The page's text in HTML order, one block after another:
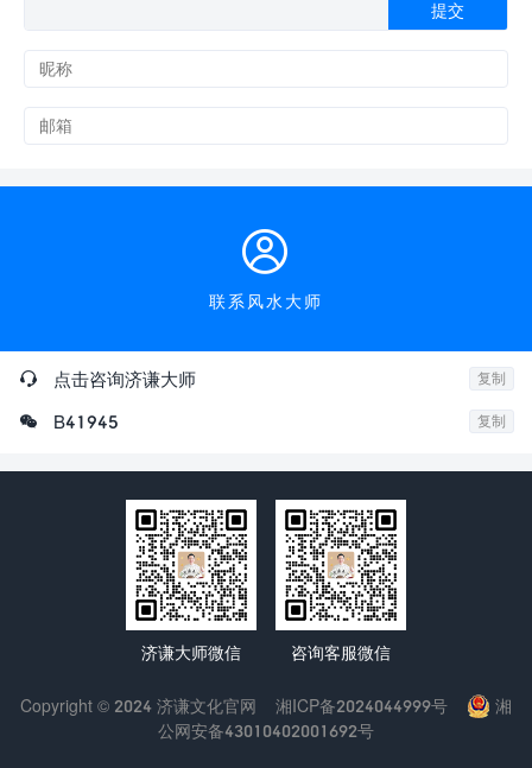

联系风水大师
 点击咨询济谦大师 复制
 B41945 复制
济谦大师微信 咨询客服微信
Copyright © 2024 济谦文化官网 湘ICP备2024044999号
湘
公网安备43010402001692号